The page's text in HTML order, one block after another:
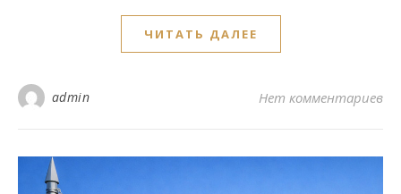
ЧИТАТЬ ДАЛЕЕ
admin Нет комментариев